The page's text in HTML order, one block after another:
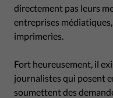
directement pas leurs
entreprises
imprimeries.
Fort heureusement, il
journalistes qui posent
soumettent des